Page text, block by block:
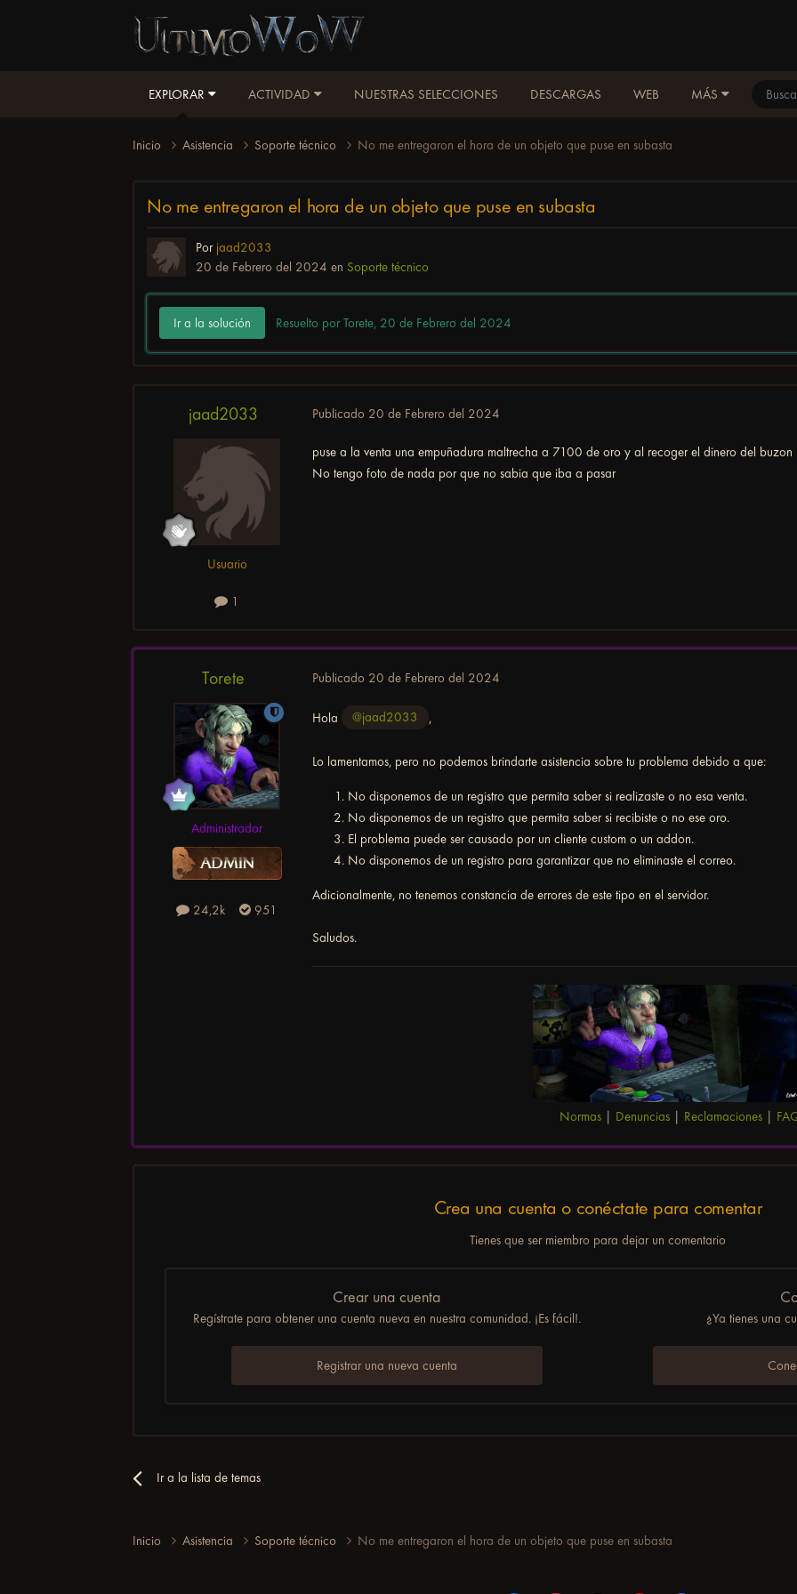
EXPLORAR ACTIVIDAD NUESTRAS SELECCIONES DESCARGAS WEB MÁS
Inicio Asistencia Soporte técnico No me entregaron el hora de un objeto que puse en subasta
No me entregaron el hora de un objeto que puse en subasta
Por jaad2033
20 de Febrero del 2024 en Soporte técnico
Ir a la solución Resuelto por Torete, 20 de Febrero del 2024
jaad2033
Usuario
1
Publicado 20 de Febrero del 2024
puse a la venta una empuñadura maltrecha a 7100 de oro y al recoger el dinero del
No tengo foto de nada por que no sabia que iba a pasar
Torete
Administrador
24,2k 951
Publicado 20 de Febrero del 2024
Hola @jaad2033 ,
Lo lamentamos, pero no podemos brindarte asistencia sobre tu problema debido a que:
No disponemos de un registro que permita saber si realizaste o no esa venta.
No disponemos de un registro que permita saber si recibiste o no ese oro.
El problema puede ser causado por un cliente custom o un addon.
No disponemos de un registro para garantizar que no eliminaste el correo.
Adicionalmente, no tenemos constancia de errores de este tipo en el servidor.
Saludos.
Normas| Denuncias| Reclamaciones|
Crea una cuenta o conéctate para comentar
Tienes que ser miembro para dejar un comentario
Crear una cuenta
Regístrate para obtener una cuenta nueva en nuestra comunidad. ¡Es fácil!.
Registrar una nueva cuenta
¿Ya tienes una
Ir a la lista de temas
Inicio Asistencia Soporte técnico No me entregaron el hora de un objeto que puse en subasta